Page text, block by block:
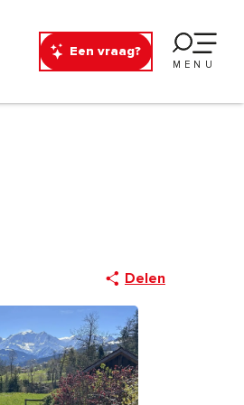
Een vraag?
MENU
Delen